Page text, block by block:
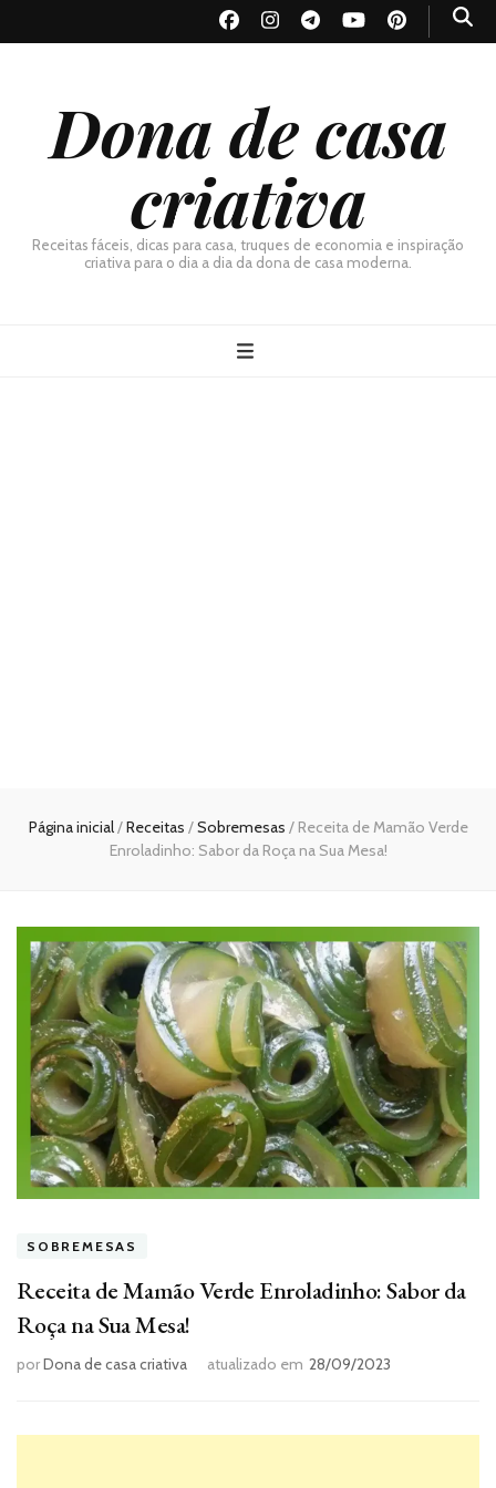
Dona de casa
criativa
Receitas fáceis, dicas para casa, truques de economia e inspiração
criativa para o dia a dia da dona de casa moderna.
Página inicial/Receitas /Sobremesas / Receita de Mamão Verde
Enroladinho: Sabor da Roça na Sua Mesa!
SOBREMESAS
Receita de Mamão Verde Enroladinho: Sabor da
Roça na Sua Mesa!
porDona de casa criativa atualizado em 28/09/2023